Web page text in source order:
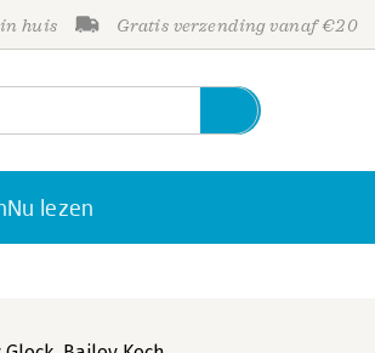
huis Gratis verzending vanaf €20
Nu lezen
Personen